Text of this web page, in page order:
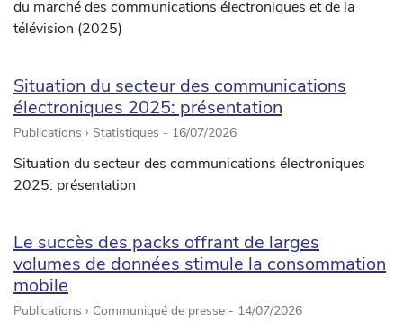
du marché des communications électroniques et de la
télévision (2025)
Situation du secteur des communications
électroniques 2025: présentation
Publications › Statistiques - 16/07/2026
Situation du secteur des communications électroniques
2025: présentation
Le succès des packs offrant de larges
volumes de données stimule la consommation
mobile
Publications › Communiqué de presse - 14/07/2026